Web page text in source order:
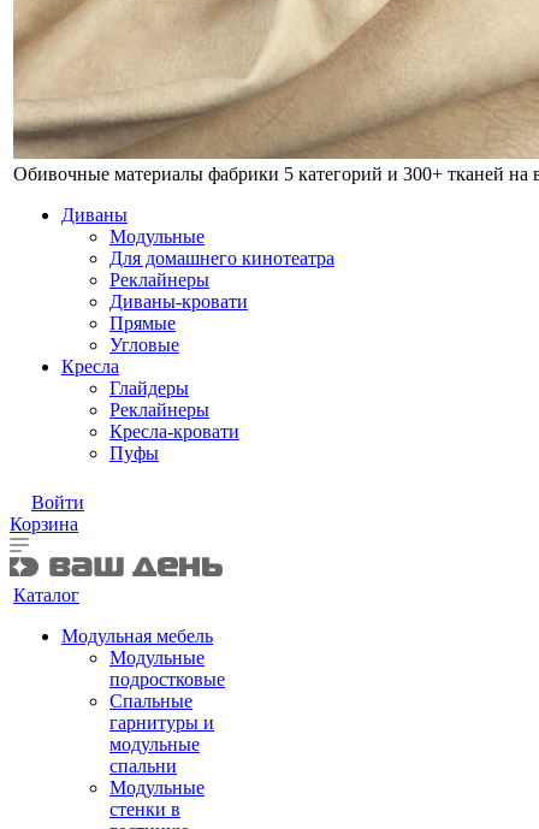
Обивочные материалы фабрики 5 категорий и 300+ тканей на
Диваны
Модульные
Для домашнего кинотеатра
Реклайнеры
Диваны-кровати
Прямые
Угловые
Кресла
Глайдеры
Реклайнеры
Кресла-кровати
Пуфы
Войти
Корзина
Каталог
Модульная мебель
Модульные
подростковые
Спальные
гарнитуры и
модульные
спальни
Модульные
стенки в